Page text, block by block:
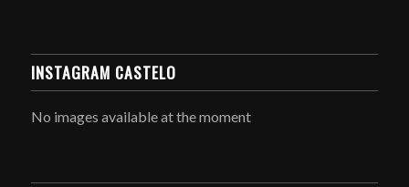
INSTAGRAM CASTELO
No images available at the moment